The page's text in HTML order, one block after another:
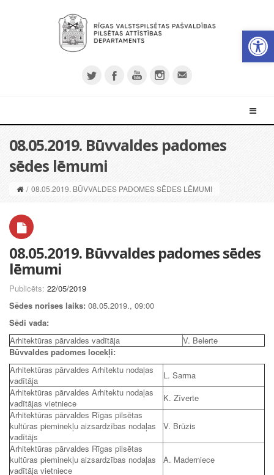
08.05.2019. Būvvaldes padomes
sēdes lēmumi
/ 08.05.2019. BŪVVALDES PADOMES SĒDES LĒMUMI
08.05.2019. Būvvaldes padomes sēdes
lēmumi
Publicēts: 22/05/2019
Sēdes norises laiks: 08.05.2019., 09:00
Sēdi vada:
Arhitektūras pārvaldes vadītāja
V. Belerte
Būvvaldes padomes locekļi:
Arhitektūras pārvaldes Arhitektu nodaļas
vadītāja
L. Sarma
Arhitektūras pārvaldes Arhitektu nodaļas
vadītājas vietniece
K. Zīverte
Arhitektūras pārvaldes Rīgas pilsētas
kultūras pieminekļu aizsardzības nodaļas
vadītājs
V. Brūzis
Arhitektūras pārvaldes Rīgas pilsētas
kultūras pieminekļu aizsardzības nodaļas
vadītāja vietniece
A. Maderniece